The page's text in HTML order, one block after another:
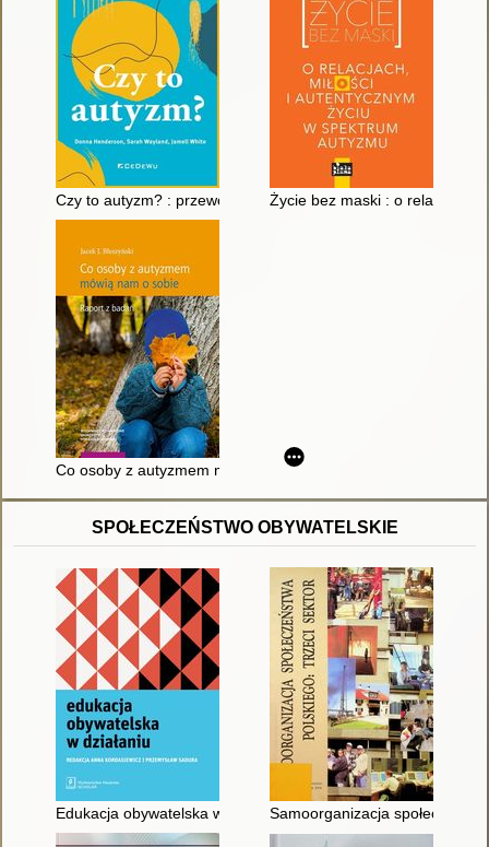
Czy to autyzm? : przewodnik dla specjalistów i osób
Życie bez maski : o relacjach,
Co osoby z autyzmem mówią nam o sobie : raport z badań
SPOŁECZEŃSTWO OBYWATELSKIE
Edukacja obywatelska w działaniuSamoorganizacja